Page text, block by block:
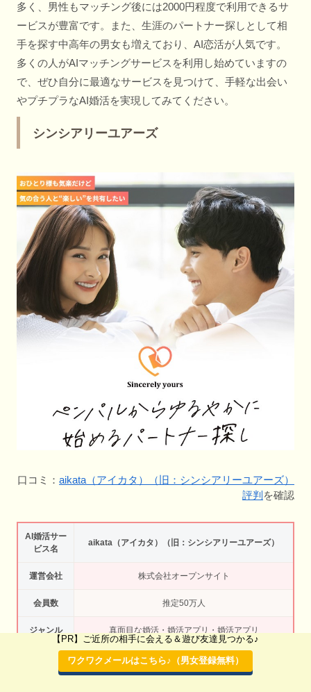
多く、男性もマッチング後には2000円程度で利用できるサ
ービスが豊富です。また、生涯のパートナー探しとして相
手を探す中高年の男女も増えており、AI恋活が人気です。
多くの人がAIマッチングサービスを利用し始めていますの
で、ぜひ自分に最適なサービスを見つけて、手軽な出会い
やプチプラなAI婚活を実現してみてください。
シンシアリーユアーズ
口コミ： aikata（アイカタ）（旧：シンシアリーユアーズ）
評判 を確認
AI婚活サー
ビス名
aikata（アイカタ）（旧：シンシアリーユアーズ）
運営会社 株式会社オープンサイト
会員数 推定50万人
ジャンル 真面目な婚活・婚活アプリ・婚活アプリ
30代男女・40代男女・50代男女
【PR】ご近所の相手に会える＆遊び友達見つかる♪
ワクワクメールはこちら♪（男女登録無料）